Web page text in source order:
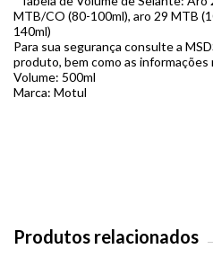
MTB/CO (80-100ml), aro 29 MTB
140ml)
Para sua segurança consulte a
produto, bem como as informações
Volume: 500ml
Marca: Motul
Produtos relacionados